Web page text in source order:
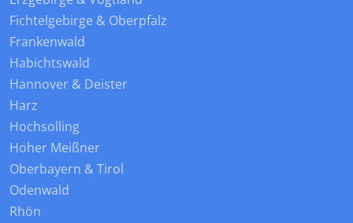
Fichtelgebirge & Oberpfalz
Frankenwald
Habichtswald
Hannover & Deister
Harz
Hochsolling
Hoher Meißner
Oberbayern & Tirol
Odenwald
Rhön